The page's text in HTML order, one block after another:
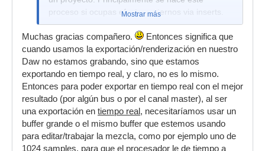
proceso si ocupas efectos externos via inserts.
Al hacer un render desde el mismo DAW
(exportar) depende de la cantidad de pistas y
procesos el que se demore en realizar la
exportación (render) completa. Esto depende
exclusivamente de la calidad y cantidad de
recursos disponibles y de procesador.
Mostrar más
Muchas gracias compañero.
Entonces significa que
cuando usamos la exportación/renderización en nuestro
Daw no estamos grabando, sino que estamos
exportando en tiempo real, y claro, no es lo mismo.
Entonces para poder exportar en tiempo real con el mejor
resultado (por algún bus o por el canal master), al ser
una exportación en tiempo real , necesitaríamos usar un
buffer grande o el mismo buffer que estemos usando
para editar/trabajar la mezcla, como por ejemplo uno de
1024 samples, para que el procesador le de tiempo a